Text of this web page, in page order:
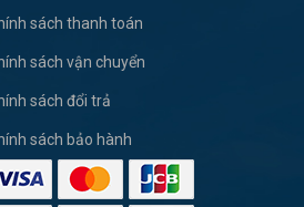
sách thanh toán
sách vận chuyển
sách đổi trả
sách bảo hành